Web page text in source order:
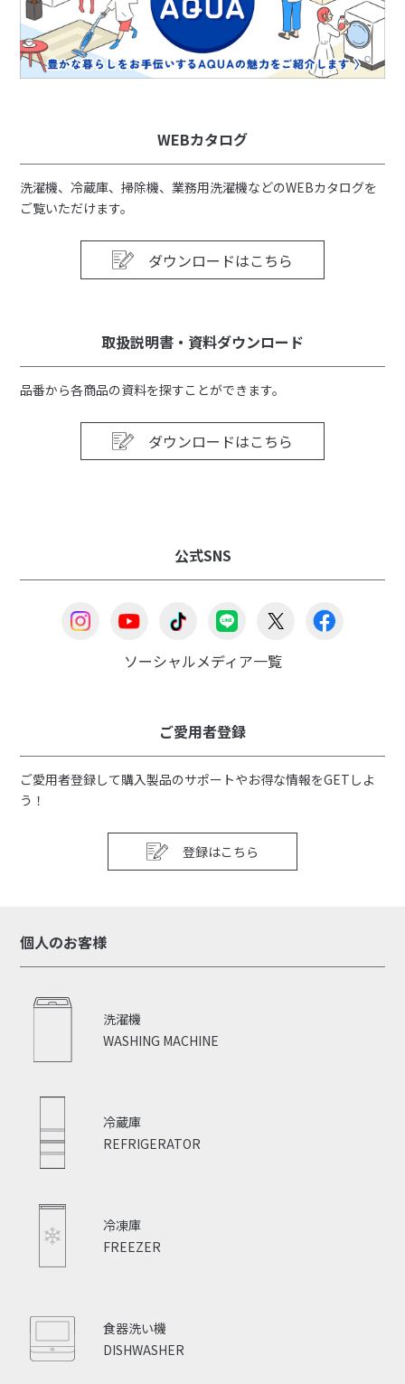
WEBカタログ
洗濯機、冷蔵庫、掃除機、業務用洗濯機などのWEBカタログを
ご覧いただけます。
ダウンロードはこちら
取扱説明書・資料ダウンロード
品番から各商品の資料を探すことができます。
ダウンロードはこちら
公式SNS
ソーシャルメディア一覧
ご愛用者登録
ご愛用者登録して購入製品のサポートやお得な情報をGETしよ
う！
登録はこちら
個人のお客様
WASHING MACHINE
洗濯機
REFRIGERATOR
冷蔵庫
FREEZER
冷凍庫
DISHWASHER
食器洗い機